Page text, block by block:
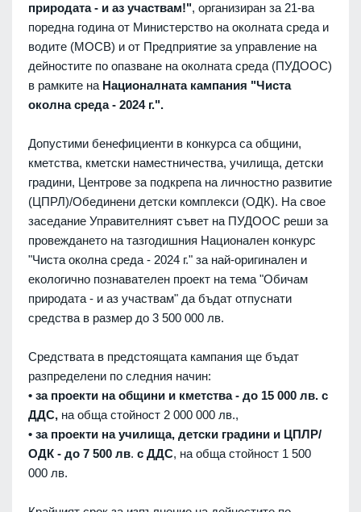
природата - и аз участвам!", организиран за 21-ва
поредна година от Министерство на околната среда и
водите (МОСВ) и от Предприятие за управление на
дейностите по опазване на околната среда (ПУДООС)
в рамките на Националната кампания "Чиста
околна среда - 2024 г.".
Допустими бенефициенти в конкурса са общини,
кметства, кметски наместничества, училища, детски
градини, Центрове за подкрепа на личностно развитие
(ЦПРЛ)/Обединени детски комплекси (ОДК). На свое
заседание Управителният съвет на ПУДООС реши за
провеждането на тазгодишния Национален конкурс
"Чиста околна среда - 2024 г." за най-оригинален и
екологично познавателен проект на тема "Обичам
природата - и аз участвам" да бъдат отпуснати
средства в размер до 3 500 000 лв.
Средствата в предстоящата кампания ще бъдат
разпределени по следния начин:
• за проекти на общини и кметства - до 15 000 лв. с
ДДС, на обща стойност 2 000 000 лв.,
• за проекти на училища, детски градини и ЦПЛР/
ОДК - до 7 500 лв. с ДДС, на обща стойност 1 500
000 лв.